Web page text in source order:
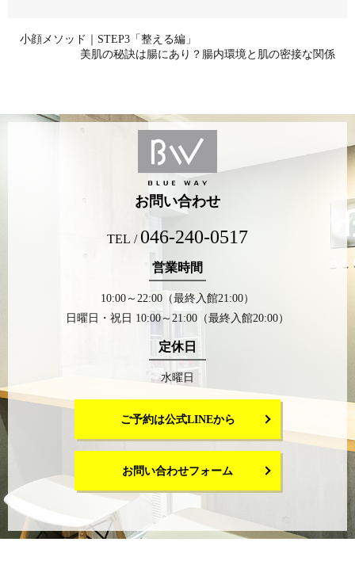
小顔メソッド｜STEP3「整える編」
美肌の秘訣は腸にあり？腸内環境と肌の密接な関係
お問い合わせ
TEL / 046-240-0517
営業時間
10:00～22:00（最終入館21:00）
日曜日・祝日 10:00～21:00（最終入館20:00）
定休日
水曜日
ご予約は公式LINEから
お問い合わせフォーム